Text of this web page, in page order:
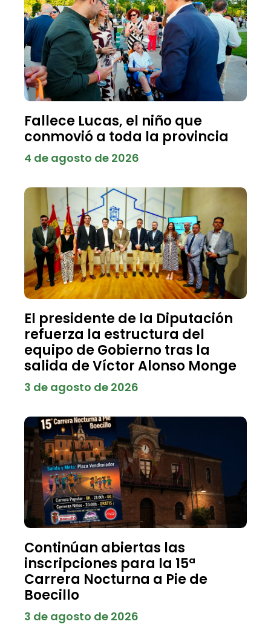
Fallece Lucas, el niño que
conmovió a toda la provincia
4 de agosto de 2026
El presidente de la Diputación
refuerza la estructura del
equipo de Gobierno tras la
salida de Víctor Alonso Monge
3 de agosto de 2026
Continúan abiertas las
inscripciones para la 15ª
Carrera Nocturna a Pie de
Boecillo
3 de agosto de 2026